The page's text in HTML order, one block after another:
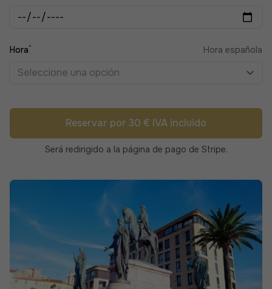
Hora* Hora española
Seleccione una opción
Reservar por 30 € IVA incluido
Será redirigido a la página de pago de Stripe.